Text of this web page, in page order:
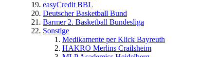
easyCredit BBL
Deutscher Basketball Bund
Barmer 2. Basketball Bundesliga
Sonstige
Medikamente per Klick Bayreuth
HAKRO Merlins Crailsheim